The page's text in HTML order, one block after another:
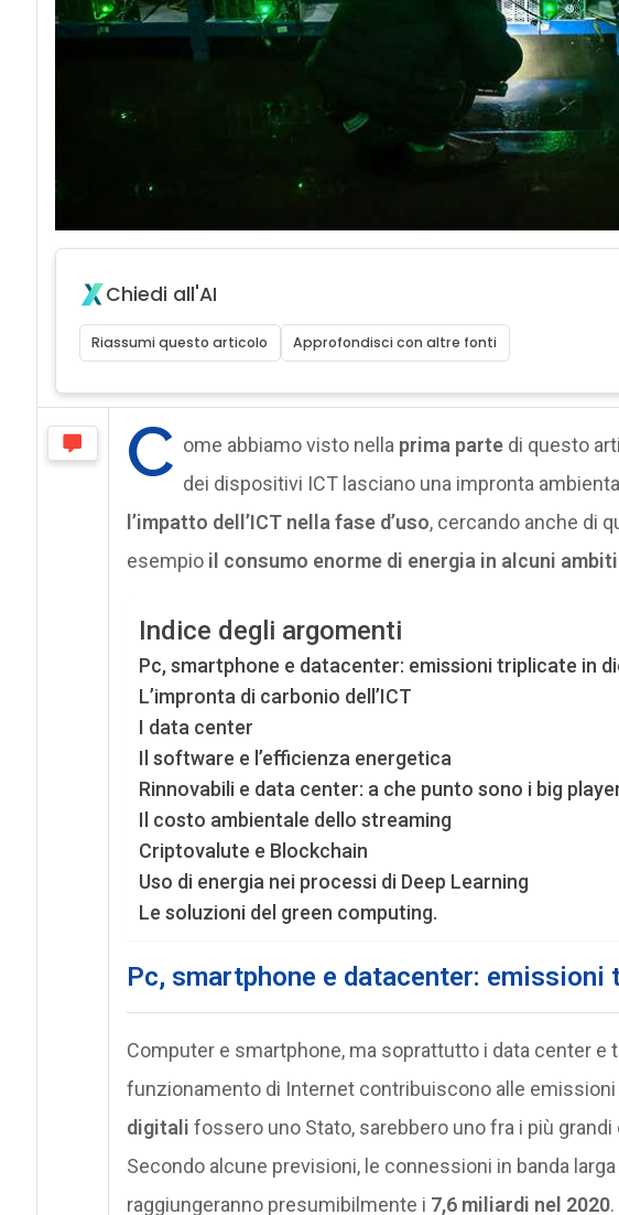
Chiedi all'AI
Riassumi questo articolo Approfondisci con altre fonti
C ome abbiamo visto nella prima partedi questo
dei dispositivi ICT lasciano una impronta
l’impatto dell’ICT nella fase d’uso, cercando anche di
esempioil consumo enorme di energia in alcuni
Indice degli argomenti
Pc, smartphone e datacenter: emissioni triplicate in
L’impronta di carbonio dell’ICT
I data center
Il software e l’efficienza energetica
Rinnovabili e data center: a che punto sono i big
Il costo ambientale dello streaming
Criptovalute e Blockchain
Uso di energia nei processi di Deep Learning
Le soluzioni del green computing.
Pc, smartphone e datacenter:
Computer e smartphone, ma soprattutto i data center e
funzionamento di Internet contribuiscono alle emissioni
digitali fossero uno Stato, sarebbero uno fra i più
Secondo alcune previsioni, le connessioni in banda
raggiungeranno presumibilmente i 7,6 miliardi nel 2020.